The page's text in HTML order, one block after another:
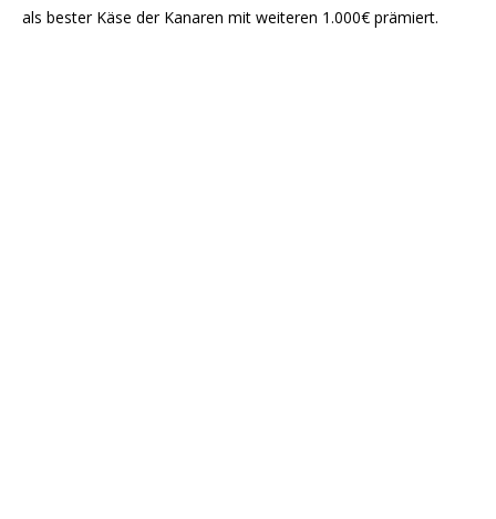
als bester Käse der Kanaren mit weiteren 1.000€ prämiert.